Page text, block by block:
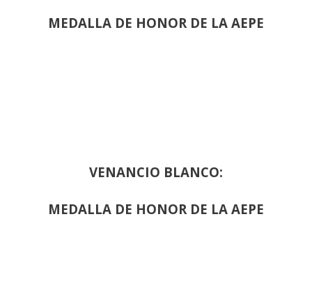
MEDALLA DE HONOR DE LA AEPE
VENANCIO BLANCO:
MEDALLA DE HONOR DE LA AEPE